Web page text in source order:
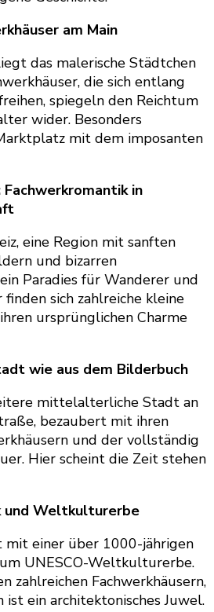
am Main
das malerische Städtchen
die sich entlang
spiegeln den Reichtum
wider. Besonders
mit dem imposanten
Fachwerkromantik in
eine Region mit sanften
und bizarren
Paradies für Wanderer und
sich zahlreiche kleine
ursprünglichen Charme
wie aus dem Bilderbuch
mittelalterliche Stadt an
bezaubert mit ihren
und der vollständig
Hier scheint die Zeit stehen
und Weltkulturerbe
mit einer über 1000-jährigen
UNESCO-Weltkulturerbe.
zahlreichen Fachwerkhäusern,
ist ein architektonisches Juwel.